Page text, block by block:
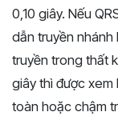
0,10 giây. Nếu
dẫn truyền
truyền trong thất
giây thì được
toàn hoặc chậm